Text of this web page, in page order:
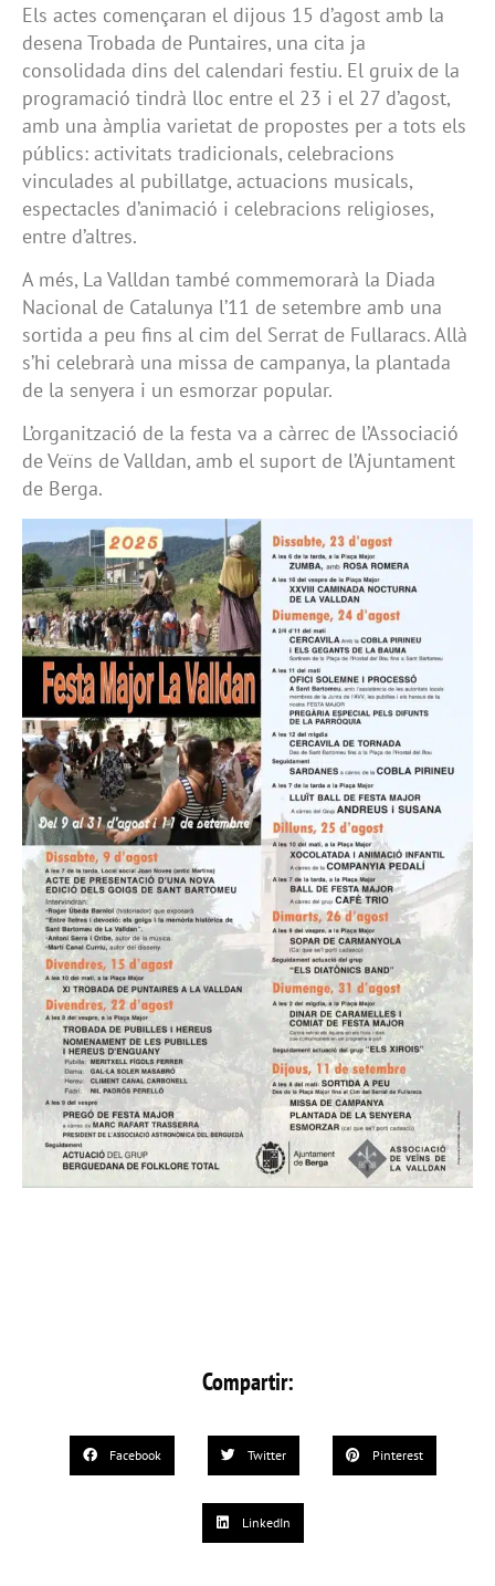
Els actes començaran el dijous 15 d’agost amb la
desena Trobada de Puntaires, una cita ja
consolidada dins del calendari festiu. El gruix de la
programació tindrà lloc entre el 23 i el 27 d’agost,
amb una àmplia varietat de propostes per a tots els
públics: activitats tradicionals, celebracions
vinculades al pubillatge, actuacions musicals,
espectacles d’animació i celebracions religioses,
entre d’altres.
A més, La Valldan també commemorarà la Diada
Nacional de Catalunya l’11 de setembre amb una
sortida a peu fins al cim del Serrat de Fullaracs. Allà
s’hi celebrarà una missa de campanya, la plantada
de la senyera i un esmorzar popular.
L’organització de la festa va a càrrec de l’Associació
de Veïns de Valldan, amb el suport de l’Ajuntament
de Berga.
Compartir:
Facebook Twitter Pinterest
LinkedIn